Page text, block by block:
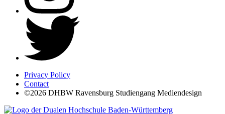
Privacy Policy
Contact
©2026 DHBW Ravensburg Studiengang Mediendesign